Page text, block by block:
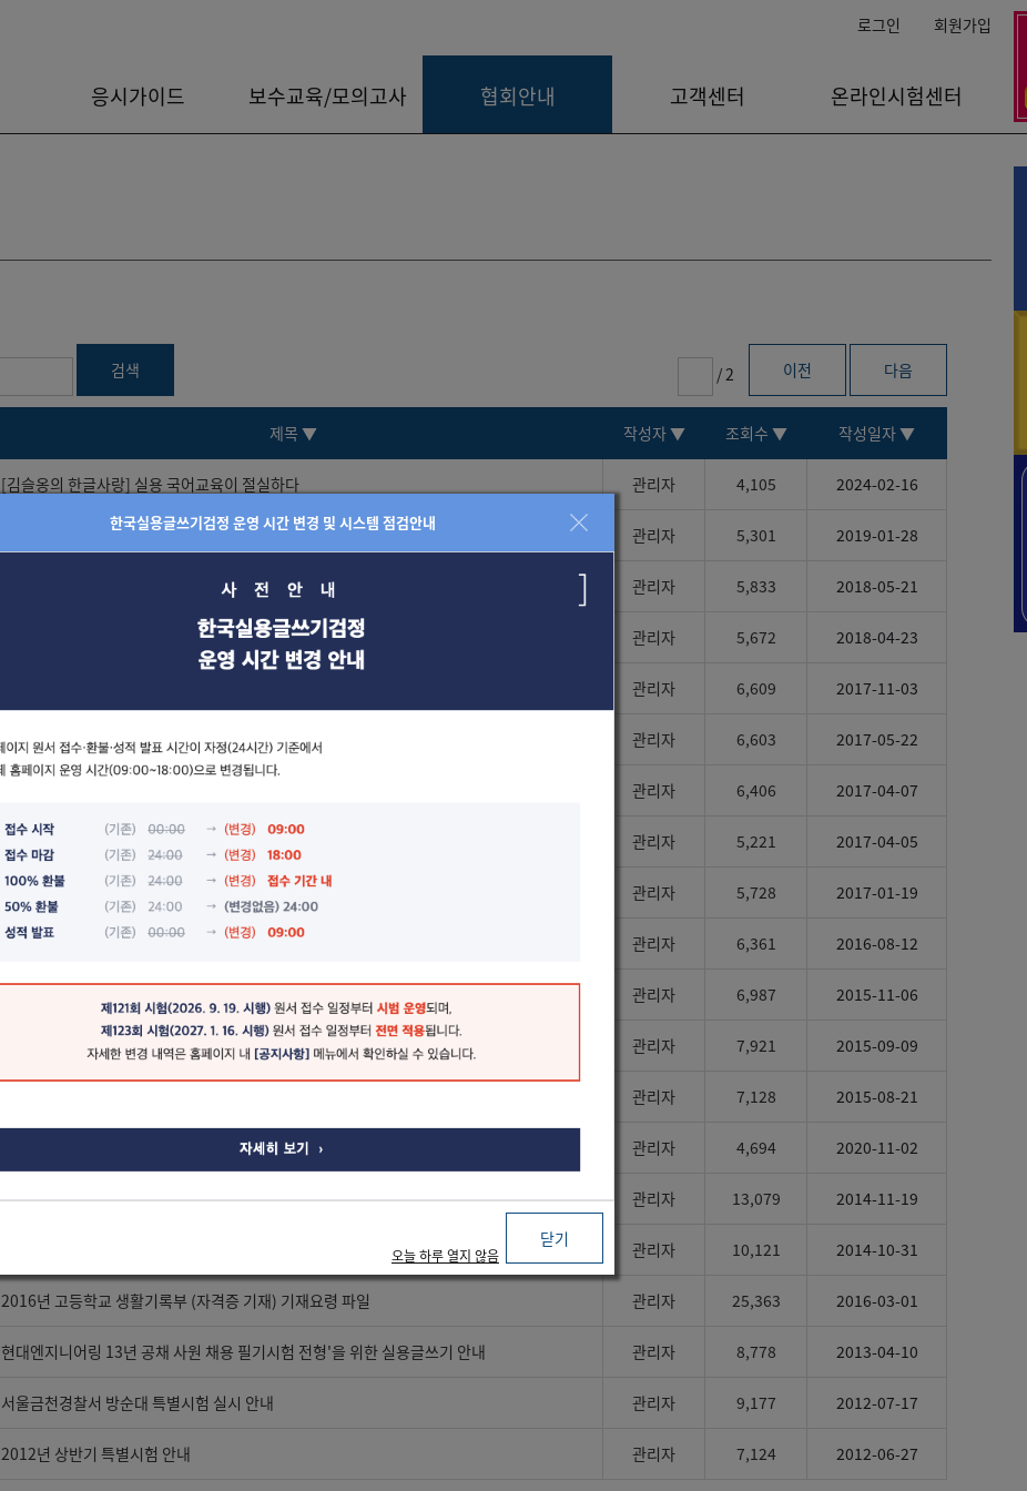
로그인 회원가입
응시가이드 보수교육/모의고사 협회안내 고객센터 온라인시험센터
/2 이전 다음
제목 ▼ 작성자▼ 조회수 ▼ 작성일자▼
[김슬옹의 한글사랑] 실용 국어교육이 절실하다 관리자 4,105 2024-02-16
식약처 주관 공무원 채용시험에서 '국어능력' 우대 관리자 5,301 2019-01-28
인천지방경찰청과 협약식 2018년 5월 18일 관리자 5,833 2018-05-21
경기남부지방경찰청과 협약식 2018년 4월 23일 관리자 5,672 2018-04-23
관리자 6,609 2017-11-03
충남지방경찰청과 업무협약 체결 관리자 6,603 2017-05-22
관리자 6,406 2017-04-07
대구지방경찰청과 업무협약 체결 관리자 5,221 2017-04-05
부총리 겸 교육부장관 표창장 수여 관리자 5,728 2017-01-19
전북지방경찰청과 업무협약(MOU) 체결 관리자 6,361 2016-08-12
관리자 6,987 2015-11-06
서울지방경찰청 기동본부와 업무협약 체결 관리자 7,921 2015-09-09
관리자 7,128 2015-08-21
한국실용글쓰기검정 자격의 갱신을 위한 보수교육 기간 변경 안내 관리자 4,694 2020-11-02
현직 경찰관의 실용글쓰기 활용-중앙일보 기사 관리자 13,079 2014-11-19
관리자 10,121 2014-10-31
2016년 고등학교 생활기록부 (자격증 기재) 기재요령 파일 관리자 25,363 2016-03-01
현대엔지니어링 13년 공채 사원 채용 필기시험 전형'을 위한 실용글쓰기 안내 관리자 8,778 2013-04-10
서울금천경찰서 방순대 특별시험 실시 안내 관리자 9,177 2012-07-17
2012년 상반기 특별시험 안내 관리자 7,124 2012-06-27
한국실용글쓰기검정 운영 시간 변경 및 시스템 점검안내
오늘 하루 열지 않음
닫기